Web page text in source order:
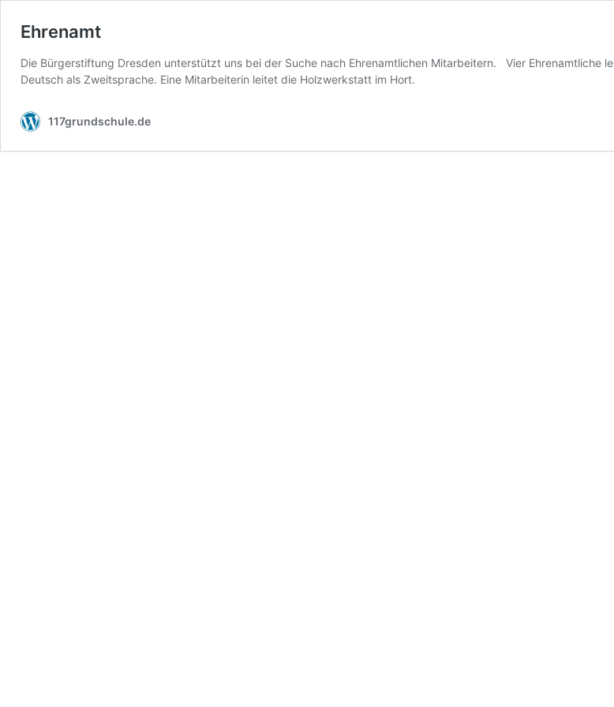
Ehrenamt
Die Bürgerstiftung Dresden unterstützt uns bei der Suche nach Ehrenamtlichen Mitarbeitern. Vier Ehrenamtliche
Deutsch als Zweitsprache. Eine Mitarbeiterin leitet die Holzwerkstatt im Hort.
117grundschule.de